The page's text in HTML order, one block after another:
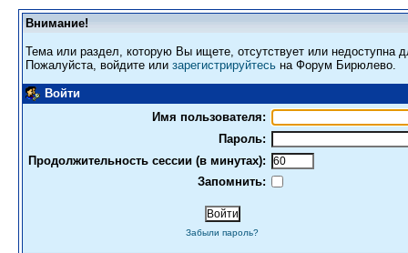
Внимание!
Тема или раздел, которую Вы ищете, отсутствует или недоступна
Пожалуйста, войдите или зарегистрируйтесь на Форум Бирюлево.
Войти
Имя пользователя:
Пароль:
Продолжительность сессии (в минутах):
Запомнить:
Забыли пароль?